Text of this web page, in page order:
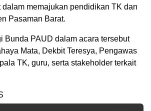
dalam memajukan pendidikan TK dan
Pasaman Barat.
Bunda PAUD dalam acara tersebut
Mata, Dekbit Teresya, Pengawas
TK, guru, serta stakeholder terkait